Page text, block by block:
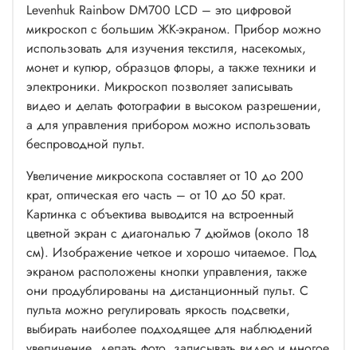
Levenhuk Rainbow DM700 LCD – это цифровой
микроскоп с большим ЖК-экраном. Прибор можно
использовать для изучения текстиля, насекомых,
монет и купюр, образцов флоры, а также техники и
электроники. Микроскоп позволяет записывать
видео и делать фотографии в высоком разрешении,
а для управления прибором можно использовать
беспроводной пульт.
Увеличение микроскопа составляет от 10 до 200
крат, оптическая его часть – от 10 до 50 крат.
Картинка с объектива выводится на встроенный
цветной экран с диагональю 7 дюймов (около 18
см). Изображение четкое и хорошо читаемое. Под
экраном расположены кнопки управления, также
они продублированы на дистанционный пульт. С
пульта можно регулировать яркость подсветки,
выбирать наиболее подходящее для наблюдений